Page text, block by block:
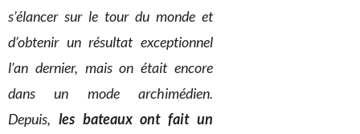
s’élancer sur le tour du monde et
d’obtenir un résultat exceptionnel
l’an dernier, mais on était encore
dans un mode archimédien.
Depuis, les bateaux ont fait un